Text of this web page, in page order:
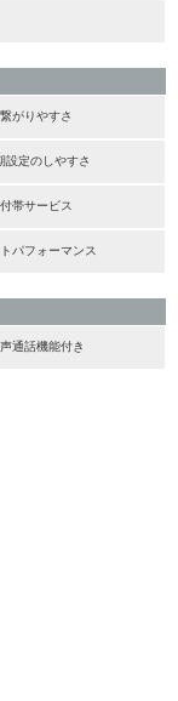
繋がりやすさ
設定のしやすさ
付帯サービス
パフォーマンス
通話機能付き